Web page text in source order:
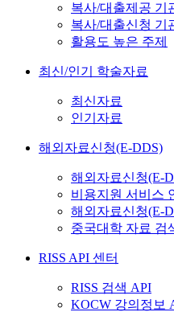
복사/대출제공 기
복사/대출신청 기
활용도 높은 주제
최신/인기 학술자료
최신자료
인기자료
해외자료신청(E-DDS)
해외자료신청(E-
비용지원 서비스
해외자료신청(E-
중국대학 자료 검
RISS API 센터
RISS 검색 API
KOCW 강의정보